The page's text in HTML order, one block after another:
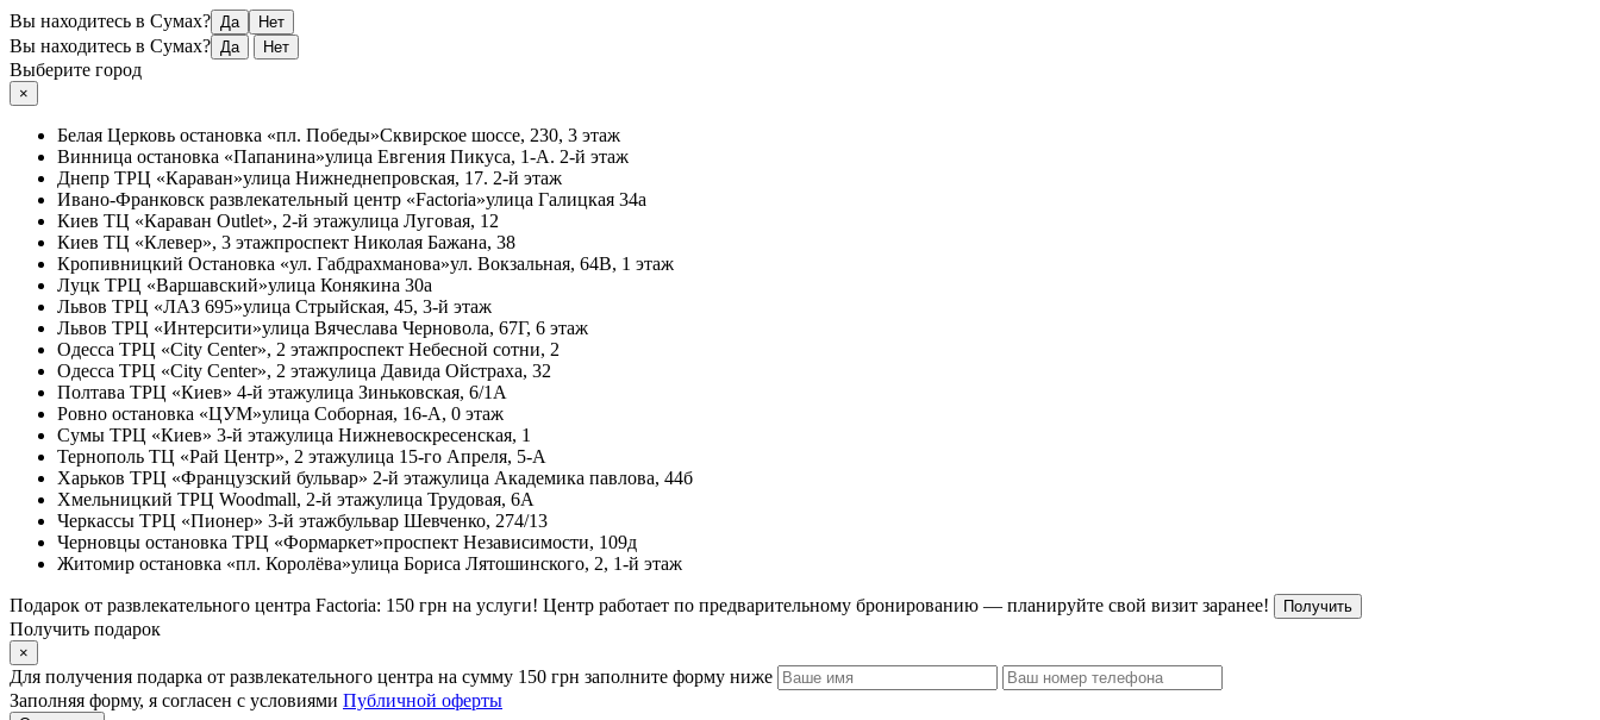
Вы находитесь в Сумах? Да Нет
Вы находитесь в Сумах? Да Нет
Выберите город
×
Белая Церковь остановка «пл. Победы»Сквирское шоссе, 230, 3 этаж
Винница остановка «Папанина»улица Евгения Пикуса, 1-А. 2-й этаж
Днепр ТРЦ «Караван»улица Нижнеднепровская, 17. 2-й этаж
Ивано-Франковск развлекательный центр «Factoria»улица Галицкая 34а
Киев ТЦ «Караван Outlet», 2-й этажулица Луговая, 12
Киев ТЦ «Клевер», 3 этажпроспект Николая Бажана, 38
Кропивницкий Остановка «ул. Габдрахманова»ул. Вокзальная, 64В, 1 этаж
Луцк ТРЦ «Варшавский»улица Конякина 30а
Львов ТРЦ «ЛАЗ 695»улица Стрыйская, 45, 3-й этаж
Львов ТРЦ «Интерсити»улица Вячеслава Черновола, 67Г, 6 этаж
Одесса ТРЦ «City Center», 2 этажпроспект Небесной сотни, 2
Одесса ТРЦ «City Center», 2 этажулица Давида Ойстраха, 32
Полтава ТРЦ «Киев» 4-й этажулица Зиньковская, 6/1А
Ровно остановка «ЦУМ»улица Соборная, 16-А, 0 этаж
Сумы ТРЦ «Киев» 3-й этажулица Нижневоскресенская, 1
Тернополь ТЦ «Рай Центр», 2 этажулица 15-го Апреля, 5-А
Харьков ТРЦ «Французский бульвар» 2-й этажулица Академика павлова, 44б
Хмельницкий ТРЦ Woodmall, 2-й этажулица Трудовая, 6А
Черкассы ТРЦ «Пионер» 3-й этажбульвар Шевченко, 274/13
Черновцы остановка ТРЦ «Формаркет»проспект Независимости, 109д
Житомир остановка «пл. Королёва»улица Бориса Лятошинского, 2, 1-й этаж
Подарок от развлекательного центра Factoria: 150 грн на услуги! Центр работает по предварительному бронированию — планируйте свой визит заранее! Получить
Получить подарок
×
Для получения подарка от развлекательного центра на сумму 150 грн заполните форму ниже
Заполняя форму, я согласен с условиями Публичной оферты